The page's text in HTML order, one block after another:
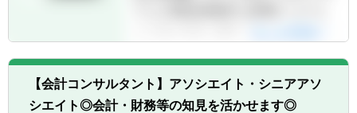
アにも挑戦できるなど、アドバイザーの域を
超えた更なるキャリアアップも可能◎
【会計コンサルタント】アソシエイト・シニアアソ
シエイト◎会計・財務等の知見を活かせます◎